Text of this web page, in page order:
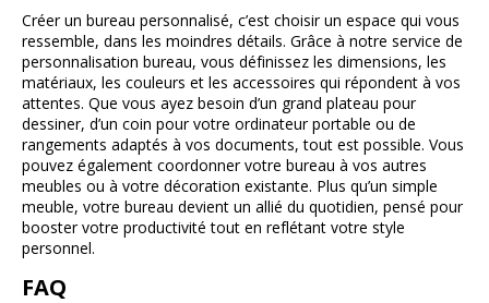
Créer un bureau personnalisé, c’est choisir un espace qui vous
ressemble, dans les moindres détails. Grâce à notre service de
personnalisation bureau, vous définissez les dimensions, les
matériaux, les couleurs et les accessoires qui répondent à vos
attentes. Que vous ayez besoin d’un grand plateau pour
dessiner, d’un coin pour votre ordinateur portable ou de
rangements adaptés à vos documents, tout est possible. Vous
pouvez également coordonner votre bureau à vos autres
meubles ou à votre décoration existante. Plus qu’un simple
meuble, votre bureau devient un allié du quotidien, pensé pour
booster votre productivité tout en reflétant votre style
personnel.
FAQ